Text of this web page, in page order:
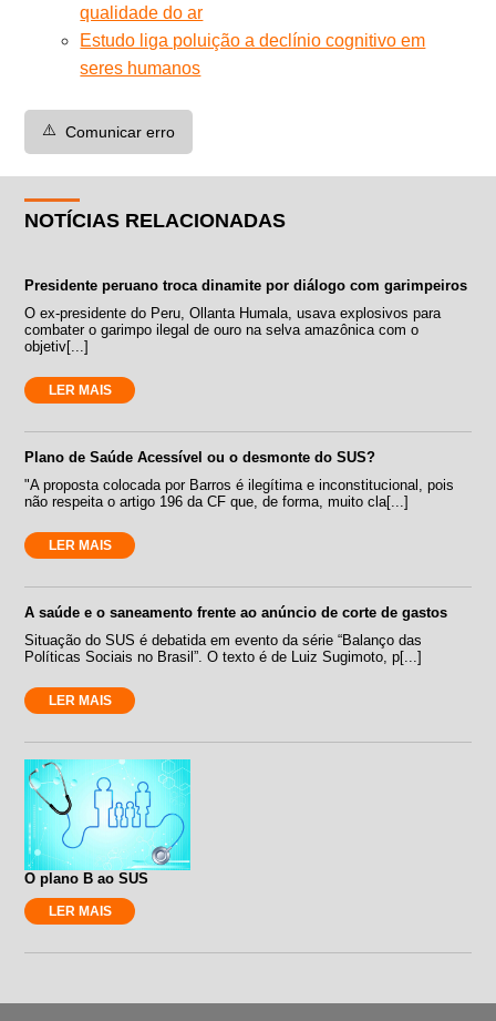
qualidade do ar
Estudo liga poluição a declínio cognitivo em
seres humanos
⚠️ Comunicar erro
NOTÍCIAS RELACIONADAS
Presidente peruano troca dinamite por diálogo com garimpeiros
O ex-presidente do Peru, Ollanta Humala, usava explosivos para
combater o garimpo ilegal de ouro na selva amazônica com o
objetiv[...]
LER MAIS
Plano de Saúde Acessível ou o desmonte do SUS?
"A proposta colocada por Barros é ilegítima e inconstitucional, pois
não respeita o artigo 196 da CF que, de forma, muito cla[...]
LER MAIS
A saúde e o saneamento frente ao anúncio de corte de gastos
Situação do SUS é debatida em evento da série “Balanço das
Políticas Sociais no Brasil”. O texto é de Luiz Sugimoto, p[...]
LER MAIS
O plano B ao SUS
LER MAIS